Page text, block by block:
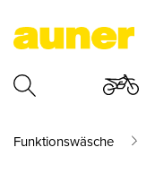
Funktionswäsche